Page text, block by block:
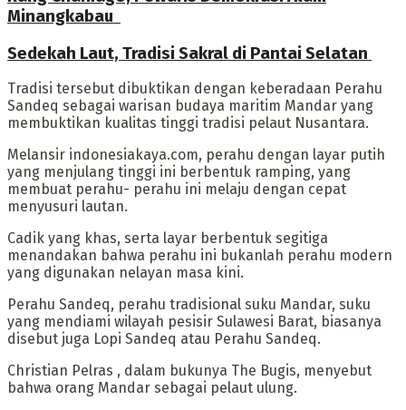
Minangkabau ‎
Sedekah Laut, Tradisi Sakral di Pantai Selatan
Tradisi tersebut dibuktikan dengan keberadaan Perahu
Sandeq sebagai warisan budaya maritim Mandar yang
membuktikan kualitas tinggi tradisi pelaut Nusantara.
‎Melansir indonesiakaya.com, perahu dengan layar putih
yang menjulang tinggi ini berbentuk ramping, yang
membuat perahu- perahu ini melaju dengan cepat
menyusuri lautan.
Cadik yang khas, serta layar berbentuk segitiga
menandakan bahwa perahu ini bukanlah perahu modern
yang digunakan nelayan masa kini.
Perahu Sandeq, perahu tradisional suku Mandar, suku
yang mendiami wilayah pesisir Sulawesi Barat, biasanya
disebut juga Lopi Sandeq atau Perahu Sandeq.
‎Christian Pelras , dalam bukunya The Bugis, menyebut
bahwa orang Mandar sebagai pelaut ulung.